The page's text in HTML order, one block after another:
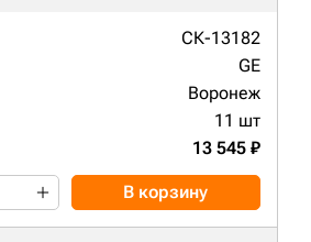
СК-13182
GE
Воронеж
11 шт
13 545 ₽
В корзину